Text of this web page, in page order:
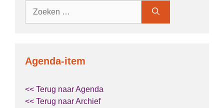
Agenda-item
<< Terug naar Agenda
<< Terug naar Archief